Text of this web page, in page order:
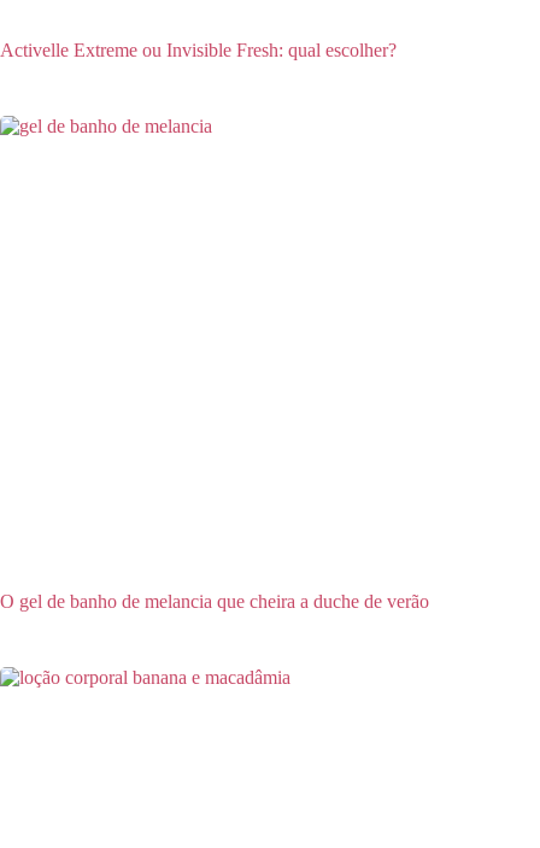
Activelle Extreme ou Invisible Fresh: qual escolher?
O gel de banho de melancia que cheira a duche de verão